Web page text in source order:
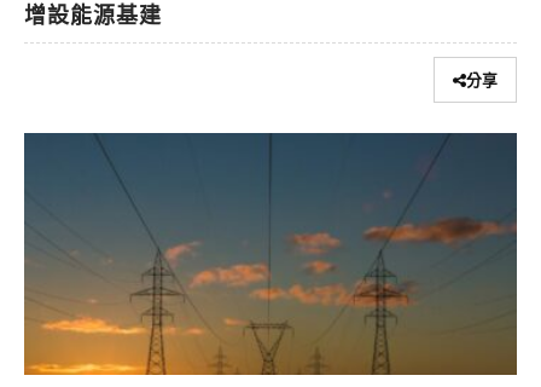
增設能源基建
分享